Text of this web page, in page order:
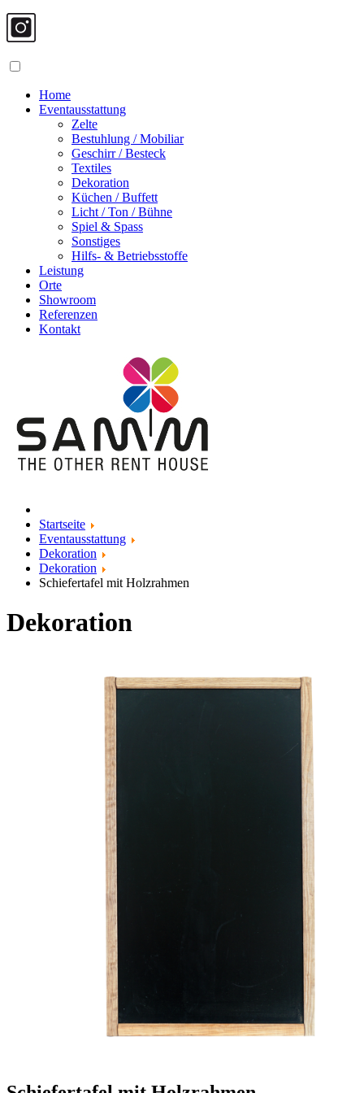
Home
Eventausstattung
Zelte
Bestuhlung / Mobiliar
Geschirr / Besteck
Textiles
Dekoration
Küchen / Buffett
Licht / Ton / Bühne
Spiel & Spass
Sonstiges
Hilfs- & Betriebsstoffe
Leistung
Orte
Showroom
Referenzen
Kontakt
Startseite
Eventausstattung
Dekoration
Dekoration
Schiefertafel mit Holzrahmen
Dekoration